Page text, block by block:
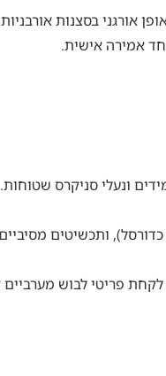
אורגני בסצנות
אמירה אישית.
עמידים ונעלי סניקרס
ותכשיטים
לקחת פריטי לבוש